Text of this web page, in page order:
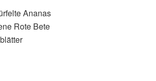
Ananas
Rote Bete